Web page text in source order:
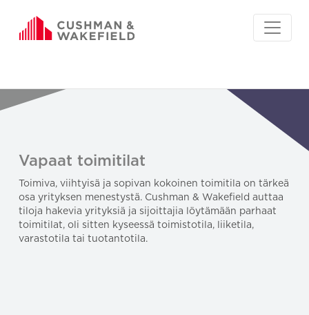
Vapaat toimitilat
Toimiva, viihtyisä ja sopivan kokoinen toimitila on tärkeä
osa yrityksen menestystä. Cushman & Wakefield auttaa
tiloja hakevia yrityksiä ja sijoittajia löytämään parhaat
toimitilat, oli sitten kyseessä toimistotila, liiketila,
varastotila tai tuotantotila.